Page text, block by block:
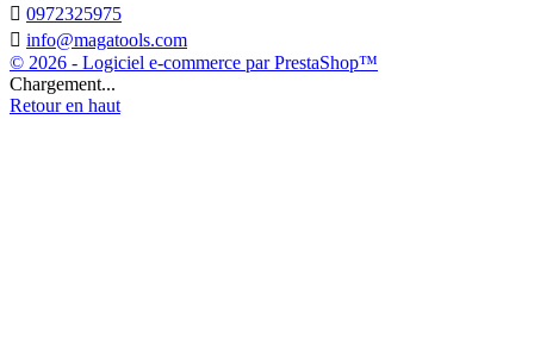
 0972325975
 info@magatools.com
© 2026 - Logiciel e-commerce par PrestaShop™
Chargement...
Retour en haut